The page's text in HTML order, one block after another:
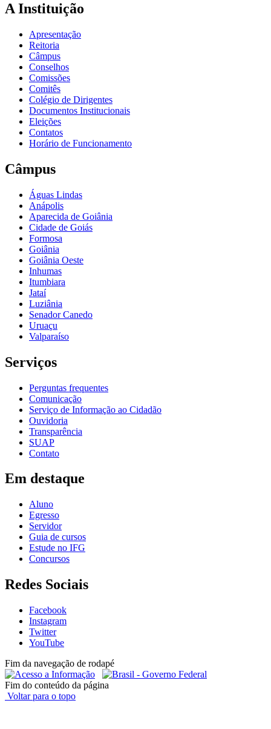
A Instituição
Apresentação
Reitoria
Câmpus
Conselhos
Comissões
Comitês
Colégio de Dirigentes
Documentos Institucionais
Eleições
Contatos
Horário de Funcionamento
Câmpus
Águas Lindas
Anápolis
Aparecida de Goiânia
Cidade de Goiás
Formosa
Goiânia
Goiânia Oeste
Inhumas
Itumbiara
Jataí
Luziânia
Senador Canedo
Uruaçu
Valparaíso
Serviços
Perguntas frequentes
Comunicação
Serviço de Informação ao Cidadão
Ouvidoria
Transparência
SUAP
Contato
Em destaque
Aluno
Egresso
Servidor
Guia de cursos
Estude no IFG
Concursos
Redes Sociais
Facebook
Instagram
Twitter
YouTube
Fim da navegação de rodapé
Fim do conteúdo da página
Voltar para o topo